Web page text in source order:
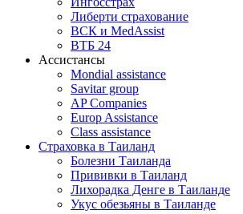
Либерти страхование
ВСК и MedAssist
ВТБ 24
Ассистансы
Mondial assistance
Savitar group
AP Companies
Europ Assistance
Class assistance
Страховка в Таиланд
Болезни Таиланда
Прививки в Таиланд
Лихорадка Денге в Таиланде
Укус обезьяны в Таиланде